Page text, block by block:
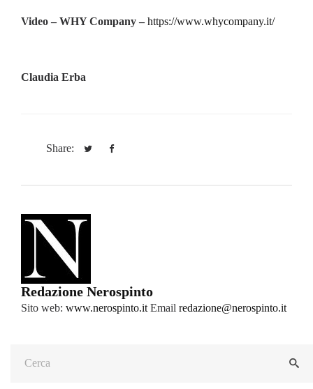
Video – WHY Company – https://www.whycompany.it/
Claudia Erba
Share:
Redazione Nerospinto
Sito web: www.nerospinto.it Email redazione@nerospinto.it